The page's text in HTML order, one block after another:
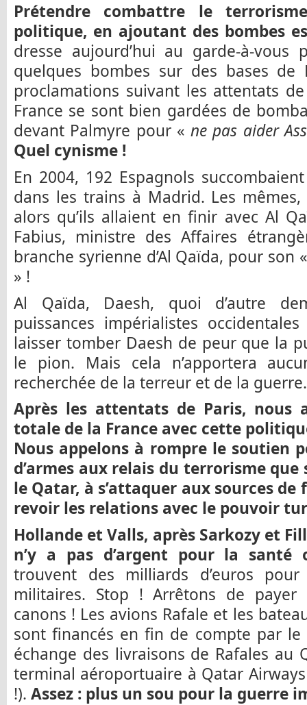
Prétendre combattre le
politique, en ajoutant des bombes
dresse aujourd’hui au garde-à-
quelques bombes sur des bases de
proclamations suivant les attentats
France se sont bien gardées de
devant Palmyre pour «ne pas aider
Quel cynisme !
En 2004, 192 Espagnols
dans les trains à Madrid. Les
alors qu’ils allaient en finir avec Al
Fabius, ministre des Affaires
branche syrienne d’Al Qaïda, pour
» !
Al Qaïda, Daesh, quoi d’autre
puissances impérialistes
laisser tomber Daesh de peur que la
le pion. Mais cela n’apportera
recherchée de la terreur et de la
Après les attentats de Paris, nous
totale de la France avec cette
Nous appelons à rompre le soutien
d’armes aux relais du terrorisme que
le Qatar, à s’attaquer aux sources
revoir les relations avec le pouvoir
Hollande et Valls, après Sarkozy et
n’y a pas d’argent pour la santé
trouvent des milliards d’euros
militaires. Stop ! Arrêtons de
canons ! Les avions Rafale et les
sont financés en fin de compte par le
échange des livraisons de Rafales au
terminal aéroportuaire à Qatar
!). Assez : plus un sou pour la guerre